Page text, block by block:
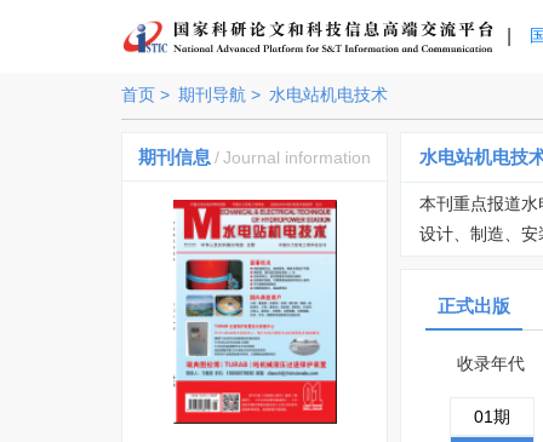
首页 > 期刊导航 > 水电站机电技术
期刊信息 /Journal information 水电站机电技
本刊重点报道
设计、制造、
正式出版
收录年代
01期